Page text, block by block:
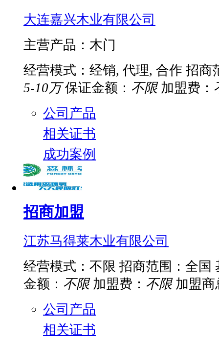
大连嘉兴木业有限公司
主营产品：木门
经营模式：经销, 代理, 合作 招商
5-10万 保证金额： 不限 加盟费：
公司产品
相关证书
成功案例
招商加盟
江苏马得莱木业有限公司
经营模式：不限 招商范围：全国
金额： 不限 加盟费： 不限 加盟商
公司产品
相关证书